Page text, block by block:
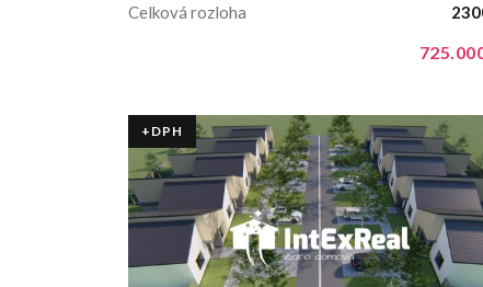
Celková rozloha
+DPH